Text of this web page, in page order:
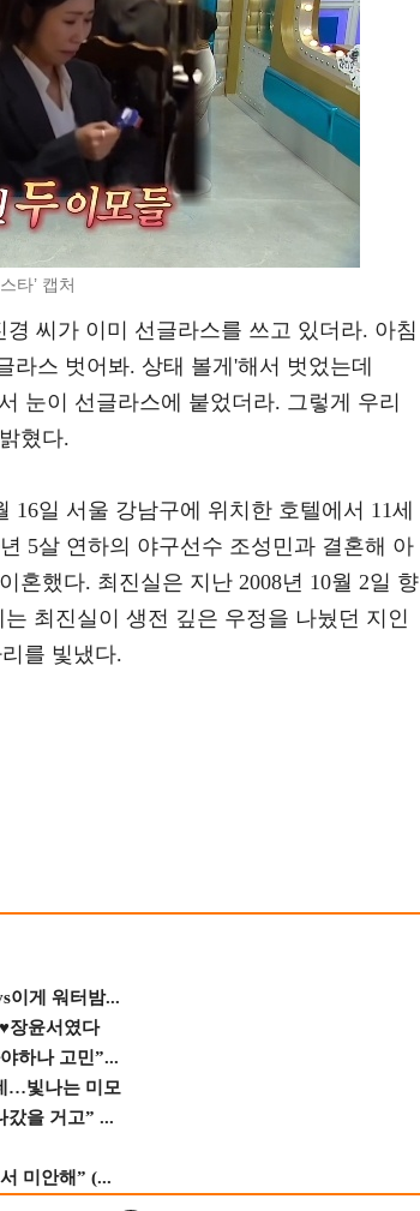
타’ 캡처
씨가 이미 선글라스를 쓰고 있더라. 아침
스 벗어봐. 상태 볼게'해서 벗었는데
눈이 선글라스에 붙었더라. 그렇게 우리
혔다.
일 서울 강남구에 위치한 호텔에서 11세
5살 연하의 야구선수 조성민과 결혼해 아
혼했다. 최진실은 지난 2008년 10월 2일 향
최진실이 생전 깊은 우정을 나눴던 지인
를 빛냈다.
이게 워터밤...
장윤서였다
하나 고민”...
…빛나는 미모
갔을 거고” ...
미안해” (...